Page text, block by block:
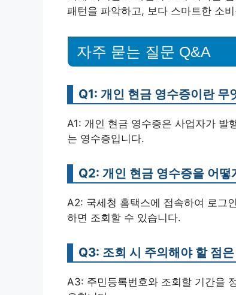
패턴을 파악하고, 보다 스마트한 소
자주 묻는 질문 Q&A
Q1: 개인 현금 영수증이란 무
A1: 개인 현금 영수증은 사업자가 발
는 영수증입니다.
Q2: 개인 현금 영수증을 어떻
A2: 국세청 홈택스에 접속하여 로그
하면 조회할 수 있습니다.
Q3: 조회 시 주의해야 할 점
A3: 주민등록번호와 조회할 기간을